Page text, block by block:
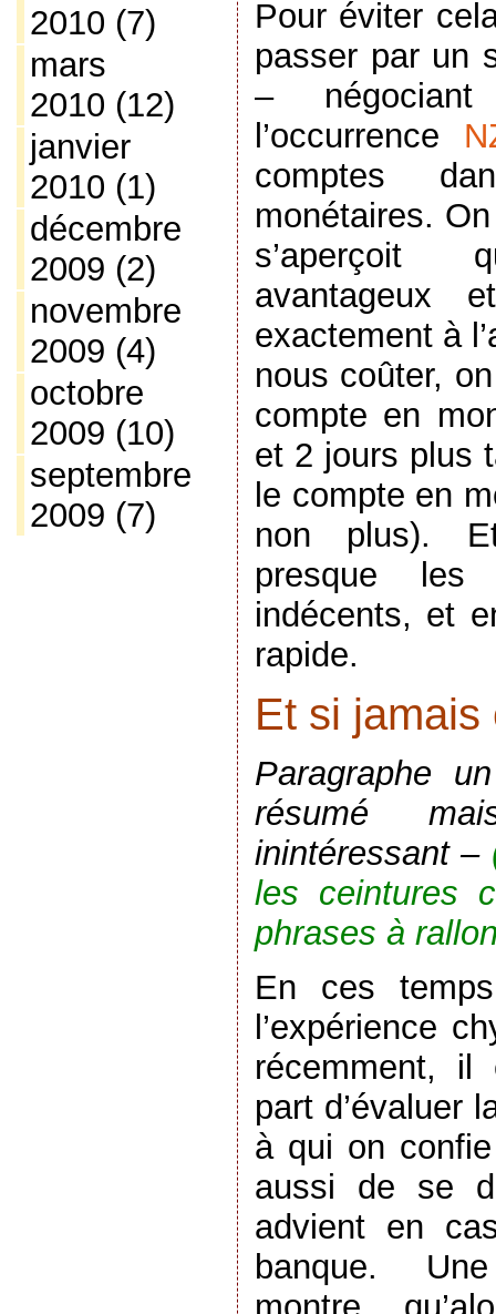
2010 (7)
mars
2010 (12)
janvier
2010 (1)
décembre
2009 (2)
novembre
2009 (4)
octobre
2009 (10)
septembre
2009 (7)
Pour éviter
passer par un
–
l’occurrence
comptes
monétaires.
s’aperçoit
exactement à
nous coûter,
compte en
et 2 jours plus
le compte en
non plus).
presque
indécents, et
rapide.
Et si
Paragraphe
résumé
inintéressant –
les ceintures
phrases à
En ces
l’expérience
récemment, il
part d’évaluer
à qui on
aussi de se
advient en
banque.